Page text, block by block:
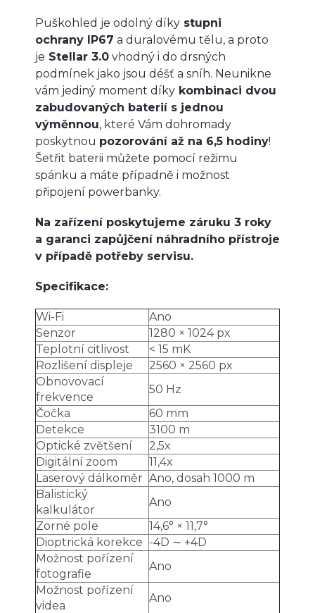
Puškohled je odolný díky stupni
ochrany IP67 a duralovému tělu, a proto
je Stellar 3.0 vhodný i do drsných
podmínek jako jsou déšť a sníh. Neunikne
vám jediný moment díky kombinaci dvou
zabudovaných baterií s jednou
výměnnou, které Vám dohromady
poskytnou pozorování až na 6,5 hodiny!
Šetřit baterii můžete pomocí režimu
spánku a máte případně i možnost
připojení powerbanky.
Na zařízení poskytujeme záruku 3 roky
a garanci zapůjčení náhradního přístroje
v případě potřeby servisu.
Specifikace:
Wi-Fi
Ano
Senzor
1280 × 1024 px
Teplotní citlivost
< 15 mK
Rozlišení displeje
2560 × 2560 px
Obnovovací
frekvence
50 Hz
Čočka
60 mm
Detekce
3100 m
Optické zvětšení
2,5x
Digitální zoom
11,4x
Laserový dálkoměr Ano, dosah 1000 m
Balistický
kalkulátor
Ano
Zorné pole
14,6° × 11,7°
Dioptrická korekce -4D ∼ +4D
Možnost pořízení
fotografie
Ano
Možnost pořízení
videa
Ano